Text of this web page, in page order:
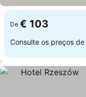
De € 103
Consulte os preços de